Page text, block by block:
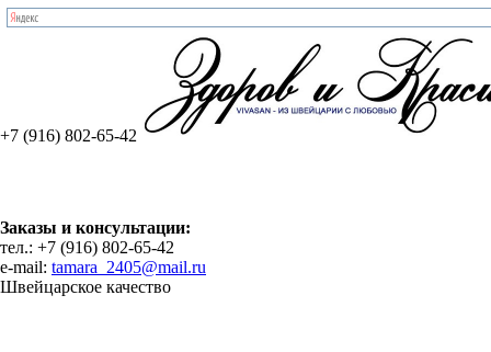
+7 (916) 802-65-42
Заказы и консультации:
тел.: +7 (916) 802-65-42
e-mail: tamara_2405@mail.ru
Швейцарское качество